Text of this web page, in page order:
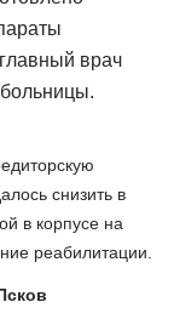
врач
снизить в
в корпусе на
реабилитации.